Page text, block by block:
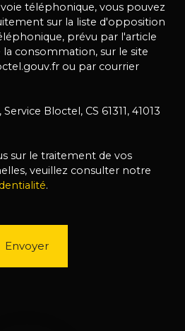
téléphonique, vous pouvez
sur la liste d'opposition
prévu par l'article
la consommation, sur le site
ou par courrier
Bloctel, CS 61311, 41013
sur le traitement de vos
veuillez consulter notre
.
Envoyer